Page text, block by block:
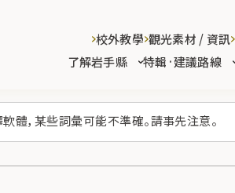
體，某些詞彙可能不準確。請事先注意。
了解岩手縣 特輯·建議路線
校外教學 觀光素材 / 資訊